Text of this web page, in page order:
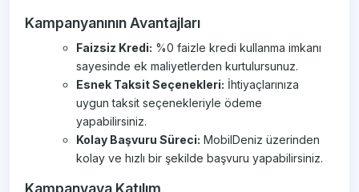
Kampanyanının Avantajları
Faizsiz Kredi: %0 faizle kredi kullanma imkanı
sayesinde ek maliyetlerden kurtulursunuz.
Esnek Taksit Seçenekleri: İhtiyaçlarınıza
uygun taksit seçenekleriyle ödeme
yapabilirsiniz.
Kolay Başvuru Süreci: MobilDeniz üzerinden
kolay ve hızlı bir şekilde başvuru yapabilirsiniz.